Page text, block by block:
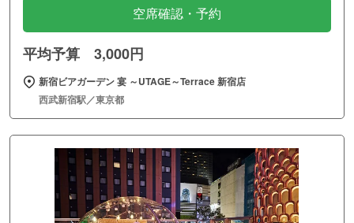
空席確認・予約
平均予算 3,000円
新宿ビアガーデン 宴 ～UTAGE～Terrace 新宿店
西武新宿駅／東京都